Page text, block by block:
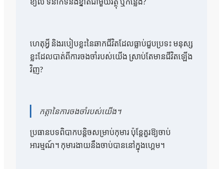
ហេតុអ្វី និង​របៀប​ខ្លះ​នៃ​ឆាក​ជីវិត​ដែល​ធ្លាប់​ជួប​ប្រទះ មនុស្ស​
ខ្លះ​ដែល​បាត់​ពី​ការ​ចង​ចាំ​របស់​យើង ស្រាប់តែ​មាន​ជីវិត​ឡើង​
វិញ?
កត្តានៃការចងចាំរបស់យើង។
ប្រធានបទពិបាកបន្តិចសម្រាប់កុមារ ប៉ុន្តែគួរឱ្យចាប់
អារម្មណ៍។ កុមារងាយនឹងចាប់បាននៅក្នុងហ្គេម។